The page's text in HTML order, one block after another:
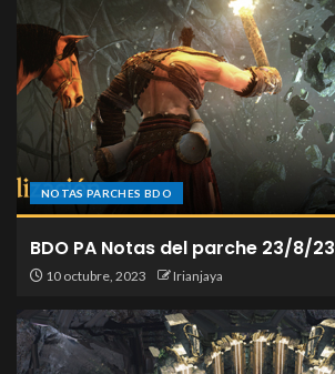
NOTAS PARCHES BDO
BDO PA Notas del parche 23/8/23
10 octubre, 2023 Irianjaya